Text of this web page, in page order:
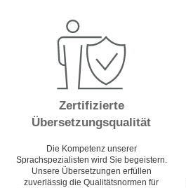
Zertifizierte
Übersetzungsqualität
Die Kompetenz unserer
Sprachspezialisten wird Sie begeistern.
Unsere Übersetzungen erfüllen
zuverlässig die Qualitätsnormen für